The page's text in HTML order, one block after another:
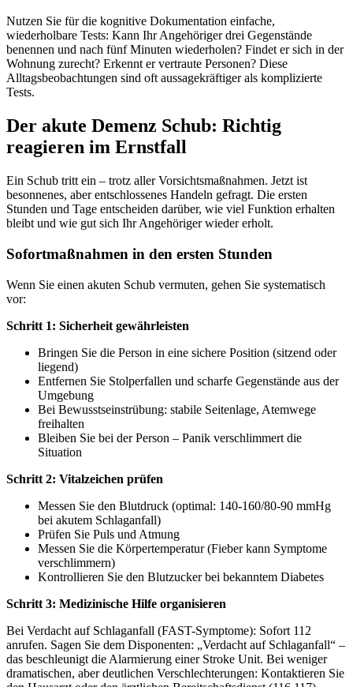
Nutzen Sie für die kognitive Dokumentation einfache,
wiederholbare Tests: Kann Ihr Angehöriger drei Gegenstände
benennen und nach fünf Minuten wiederholen? Findet er sich in der
Wohnung zurecht? Erkennt er vertraute Personen? Diese
Alltagsbeobachtungen sind oft aussagekräftiger als komplizierte
Tests.
Der akute Demenz Schub: Richtig
reagieren im Ernstfall
Ein Schub tritt ein – trotz aller Vorsichtsmaßnahmen. Jetzt ist
besonnenes, aber entschlossenes Handeln gefragt. Die ersten
Stunden und Tage entscheiden darüber, wie viel Funktion erhalten
bleibt und wie gut sich Ihr Angehöriger wieder erholt.
Sofortmaßnahmen in den ersten Stunden
Wenn Sie einen akuten Schub vermuten, gehen Sie systematisch
vor:
Schritt 1: Sicherheit gewährleisten
Bringen Sie die Person in eine sichere Position (sitzend oder
liegend)
Entfernen Sie Stolperfallen und scharfe Gegenstände aus der
Umgebung
Bei Bewusstseinstrübung: stabile Seitenlage, Atemwege
freihalten
Bleiben Sie bei der Person – Panik verschlimmert die
Situation
Schritt 2: Vitalzeichen prüfen
Messen Sie den Blutdruck (optimal: 140-160/80-90 mmHg
bei akutem Schlaganfall)
Prüfen Sie Puls und Atmung
Messen Sie die Körpertemperatur (Fieber kann Symptome
verschlimmern)
Kontrollieren Sie den Blutzucker bei bekanntem Diabetes
Schritt 3: Medizinische Hilfe organisieren
Bei Verdacht auf Schlaganfall (FAST-Symptome): Sofort 112
anrufen. Sagen Sie dem Disponenten: „Verdacht auf Schlaganfall“ –
das beschleunigt die Alarmierung einer Stroke Unit. Bei weniger
dramatischen, aber deutlichen Verschlechterungen: Kontaktieren Sie